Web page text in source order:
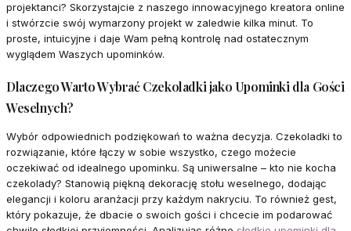
projektanci? Skorzystajcie z naszego innowacyjnego kreatora online
i stwórzcie swój wymarzony projekt w zaledwie kilka minut. To
proste, intuicyjne i daje Wam pełną kontrolę nad ostatecznym
wyglądem Waszych upominków.
Dlaczego Warto Wybrać Czekoladki jako Upominki dla Gości
Weselnych?
Wybór odpowiednich podziękowań to ważna decyzja. Czekoladki to
rozwiązanie, które łączy w sobie wszystko, czego możecie
oczekiwać od idealnego upominku. Są uniwersalne – kto nie kocha
czekolady? Stanowią piękną dekorację stołu weselnego, dodając
elegancji i koloru aranżacji przy każdym nakryciu. To również gest,
który pokazuje, że dbacie o swoich gości i chcecie im podarować